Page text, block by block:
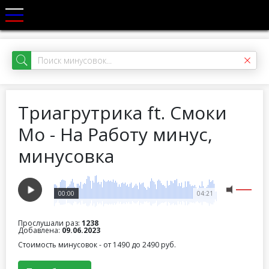
Триагрутрика ft. Смоки
Мо - На Работу минус,
минусовка
04:21
00:00
Прослушали раз: 1238
Добавлена: 09.06.2023
Стоимость минусовок - от 1490 до 2490 руб.